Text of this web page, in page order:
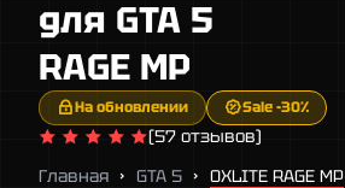
Контакты
для GTA 5
RAGE MP
На обновлении Sale -30%
(57 отзывов)
Главная
GTA 5 0XLITE RAGE MP